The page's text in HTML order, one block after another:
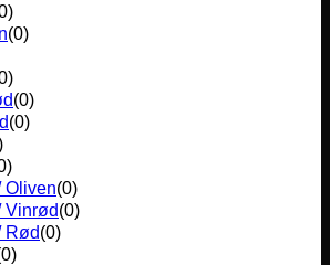
)
(0)
)
(0)
(0)
)
Oliven(0)
Vinrød(0)
Rød(0)
0)